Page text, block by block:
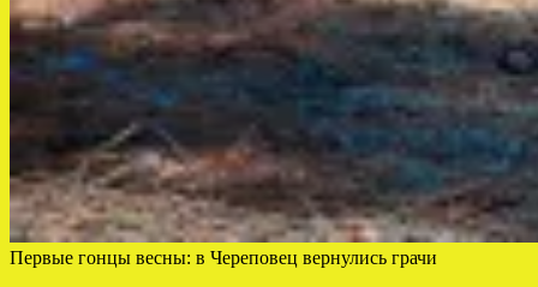
Первые гонцы весны: в Череповец вернулись грачи